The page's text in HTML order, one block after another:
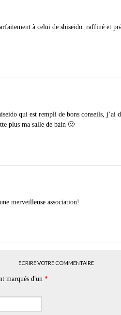
à celui de shiseido. raffiné et
qui est rempli de bons conseils, j’ai
plus ma salle de bain 🙂
merveilleuse association!
ECRIRE VOTRE COMMENTAIRE
marqués d'un *